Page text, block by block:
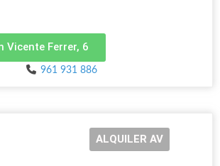
Vicente Ferrer, 6
961 931 886
ALQUILER AV